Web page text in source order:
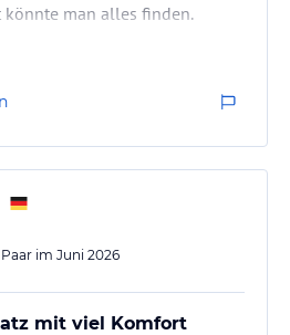
könnte man alles finden.
Paar im Juni 2026
mit viel Komfort